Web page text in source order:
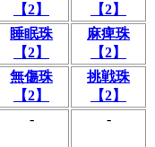
【2】
【2】
睡眠珠
【2】
麻痺珠
【2】
無傷珠
【2】
挑戦珠
【2】
- -